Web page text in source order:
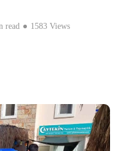
read 1583 Views